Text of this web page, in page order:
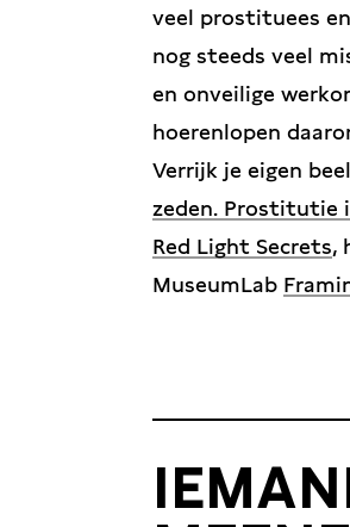
veel prostituees
nog steeds veel
en onveilige
hoerenlopen
Verrijk je eigen
zeden. Prostitutie
Red Light Secrets,
MuseumLab